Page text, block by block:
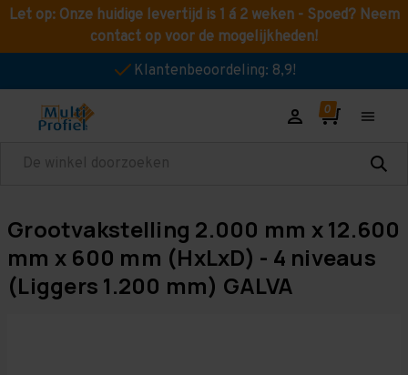
Let op: Onze huidige levertijd is 1 á 2 weken - Spoed? Neem
contact op voor de mogelijkheden!
Klantenbeoordeling: 8,9!
Zoeken
Grootvakstelling 2.000 mm x 12.600
mm x 600 mm (HxLxD) - 4 niveaus
(Liggers 1.200 mm) GALVA